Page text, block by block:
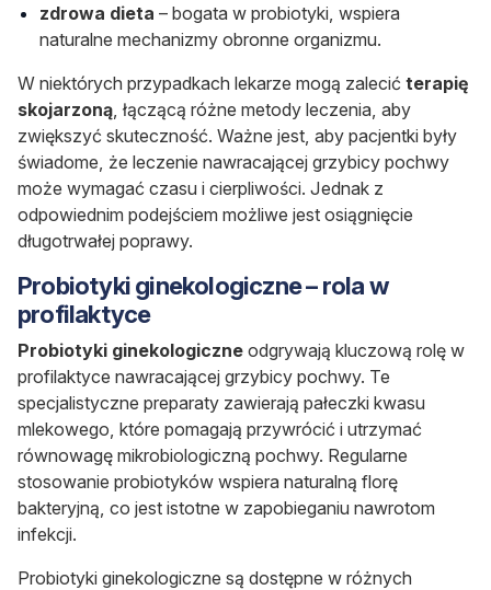
zdrowa dieta – bogata w probiotyki, wspiera
naturalne mechanizmy obronne organizmu.
W niektórych przypadkach lekarze mogą zalecić terapię
skojarzoną , łączącą różne metody leczenia, aby
zwiększyć skuteczność. Ważne jest, aby pacjentki były
świadome, że leczenie nawracającej grzybicy pochwy
może wymagać czasu i cierpliwości. Jednak z
odpowiednim podejściem możliwe jest osiągnięcie
długotrwałej poprawy.
Probiotyki ginekologiczne – rola w
profilaktyce
Probiotyki ginekologiczne odgrywają kluczową rolę w
profilaktyce nawracającej grzybicy pochwy. Te
specjalistyczne preparaty zawierają pałeczki kwasu
mlekowego, które pomagają przywrócić i utrzymać
równowagę mikrobiologiczną pochwy. Regularne
stosowanie probiotyków wspiera naturalną florę
bakteryjną, co jest istotne w zapobieganiu nawrotom
infekcji.
Probiotyki ginekologiczne są dostępne w różnych